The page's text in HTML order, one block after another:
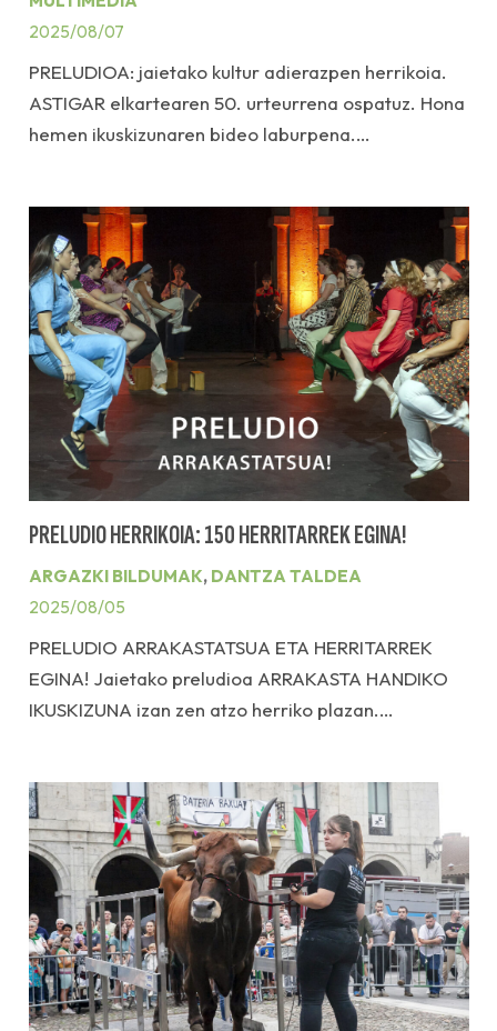
2025/08/07
PRELUDIOA: jaietako kultur adierazpen herrikoia.
ASTIGAR elkartearen 50. urteurrena ospatuz. Hona
hemen ikuskizunaren bideo laburpena.…
PRELUDIO HERRIKOIA: 150 HERRITARREK EGINA!
ARGAZKI BILDUMAK, DANTZA TALDEA
2025/08/05
PRELUDIO ARRAKASTATSUA ETA HERRITARREK
EGINA! Jaietako preludioa ARRAKASTA HANDIKO
IKUSKIZUNA izan zen atzo herriko plazan.…